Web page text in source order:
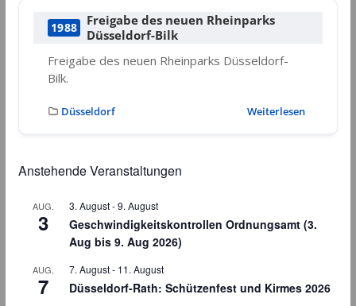
1988
Freigabe des neuen Rheinparks
Düsseldorf-Bilk
Freigabe des neuen Rheinparks Düsseldorf-
Bilk.
Düsseldorf Weiterlesen
Anstehende Veranstaltungen
AUG.
3
3. August-9. August
Geschwindigkeitskontrollen Ordnungsamt (3.
Aug bis 9. Aug 2026)
AUG.
7
7. August- 11. August
Düsseldorf-Rath: Schützenfest und Kirmes 2026